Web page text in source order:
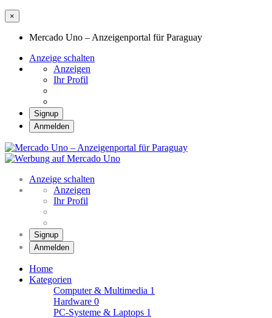
×
Mercado Uno – Anzeigenportal für Paraguay
Anzeige schalten
Anzeigen
Ihr Profil
Signup
Anmelden
Anzeige schalten
Anzeigen
Ihr Profil
Signup
Anmelden
Home
Kategorien
Computer & Multimedia 1
Hardware 0
PC-Systeme & Laptops 1